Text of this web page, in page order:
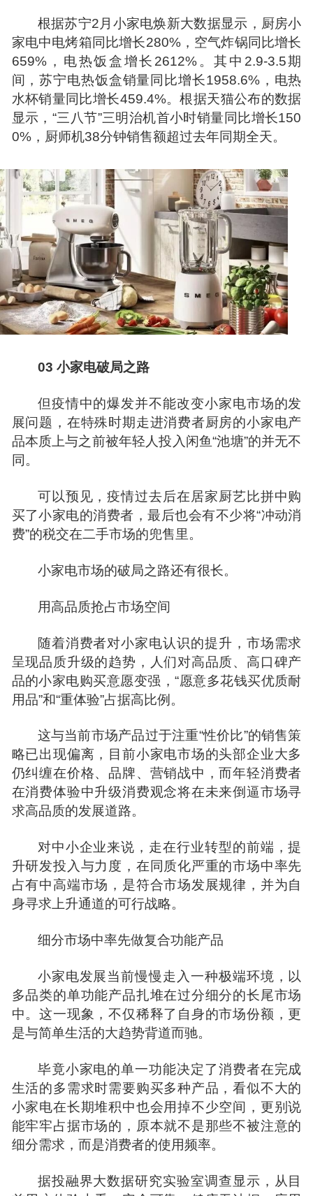
根据苏宁2月小家电焕新大数据显示，厨房小
家电中电烤箱同比增长280%，空气炸锅同比增长
659%，电热饭盒增长2612%。其中2.9-3.5期
间，苏宁电热饭盒销量同比增长1958.6%，电热
水杯销量同比增长459.4%。根据天猫公布的数据
显示，“三八节”三明治机首小时销量同比增长150
0%，厨师机38分钟销售额超过去年同期全天。
03 小家电破局之路
但疫情中的爆发并不能改变小家电市场的发
展问题，在特殊时期走进消费者厨房的小家电产
品本质上与之前被年轻人投入闲鱼“池塘”的并无不
同。
可以预见，疫情过去后在居家厨艺比拼中购
买了小家电的消费者，最后也会有不少将“冲动消
费”的税交在二手市场的兜售里。
小家电市场的破局之路还有很长。
用高品质抢占市场空间
随着消费者对小家电认识的提升，市场需求
呈现品质升级的趋势，人们对高品质、高口碑产
品的小家电购买意愿变强，“愿意多花钱买优质耐
用品”和“重体验”占据高比例。
这与当前市场产品过于注重“性价比”的销售策
略已出现偏离，目前小家电市场的头部企业大多
仍纠缠在价格、品牌、营销战中，而年轻消费者
在消费体验中升级消费观念将在未来倒逼市场寻
求高品质的发展道路。
对中小企业来说，走在行业转型的前端，提
升研发投入与力度，在同质化严重的市场中率先
占有中高端市场，是符合市场发展规律，并为自
身寻求上升通道的可行战略。
细分市场中率先做复合功能产品
小家电发展当前慢慢走入一种极端环境，以
多品类的单功能产品扎堆在过分细分的长尾市场
中。这一现象，不仅稀释了自身的市场份额，更
是与简单生活的大趋势背道而驰。
毕竟小家电的单一功能决定了消费者在完成
生活的多需求时需要购买多种产品，看似不大的
小家电在长期堆积中也会用掉不少空间，更别说
能牢牢占据市场的，原本就不是那些不被注意的
细分需求，而是消费者的使用频率。
据投融界大数据研究实验室调查显示，从目